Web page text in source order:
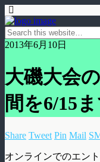
2013年6月10日
大磯大会
間を6/15
Share Tweet Pin Mail
オンラインでのエン